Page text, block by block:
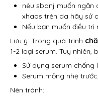
nêu sbanj muốn ngăn
xhaos trên da hãy sử
Nếu bạn muốn điều
Lưu ý: Trong quá trình
1-2 loại serum. Tuy nhiên,
Sử dụng serum
Serum mỏng nhẹ
Nên tránh: